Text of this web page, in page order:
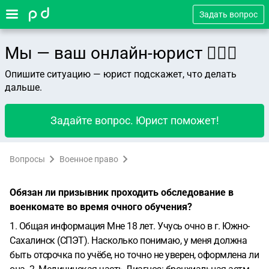
Задать вопрос
Мы — ваш онлайн-юрист 👨🏻‍⚖️
Опишите ситуацию — юрист подскажет, что делать
дальше.
Задайте вопрос. Юрист поможет!
Вопросы Военное право
Обязан ли призывник проходить обследование в
военкомате во время очного обучения?
1. Общая информация Мне 18 лет. Учусь очно в г. Южно-
Сахалинск (СПЭТ). Насколько понимаю, у меня должна
быть отсрочка по учёбе, но точно не уверен, оформлена ли